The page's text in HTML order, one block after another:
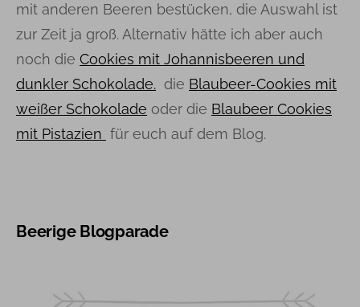
mit anderen Beeren bestücken, die Auswahl ist
zur Zeit ja groß. Alternativ hätte ich aber auch
noch die Cookies mit Johannisbeeren und
dunkler Schokolade. die Blaubeer-Cookies mit
weißer Schokolade oder die Blaubeer Cookies
mit Pistazien für euch auf dem Blog.
Beerige Blogparade